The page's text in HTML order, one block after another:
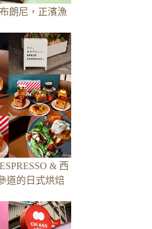
朗尼，正濱漁
& 西
道的日式烘焙